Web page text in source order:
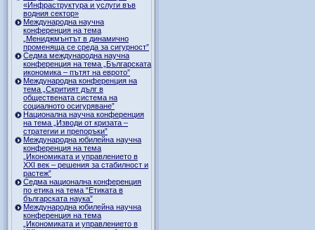
«Инфраструктура и услуги във
водния сектор»
Международна научна
конференция на тема
„Мениджмънтът в динамично
променяща се среда за сигурност”
Седма международна научна
конференция на тема „Българската
икономика – пътят на еврото”
Международна конференция на
тема „Скритият дълг в
обществената система на
социалното осигуряване”
Национална научна конференция
на тема „Изводи от кризата –
стратегии и препоръки”
Международна юбилейна научна
конференция на тема
„Икономиката и управлението в
ХХI век – решения за стабилност и
растеж”
Седма национална конференция
по етика на тема “Етиката в
българската наука”
Международна юбилейна научна
конференция на тема
„Икономиката и управлението в